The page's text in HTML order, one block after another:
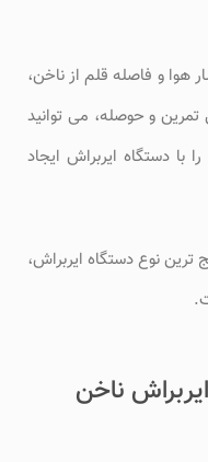
هوا و فاصله قلم از ناخن،
تمرین و حوصله، می توانید
با دستگاه ایربراش ایجاد
ترین نوع دستگاه ایربراش،
ناخن